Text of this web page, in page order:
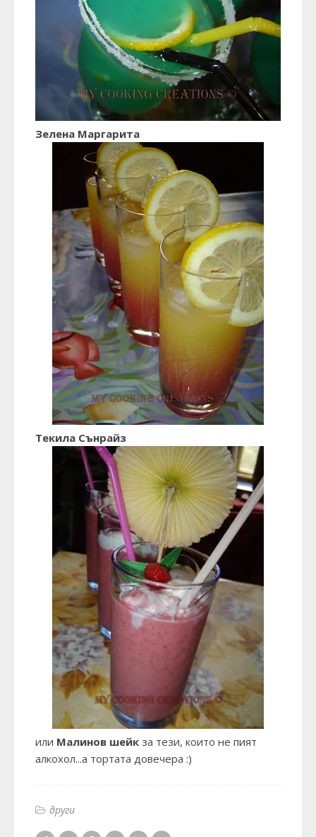
Зелена Маргарита
Текила Сънрайз
или Малинов шейк за тези, които не пият
алкохол...а тортата довечера :)
други